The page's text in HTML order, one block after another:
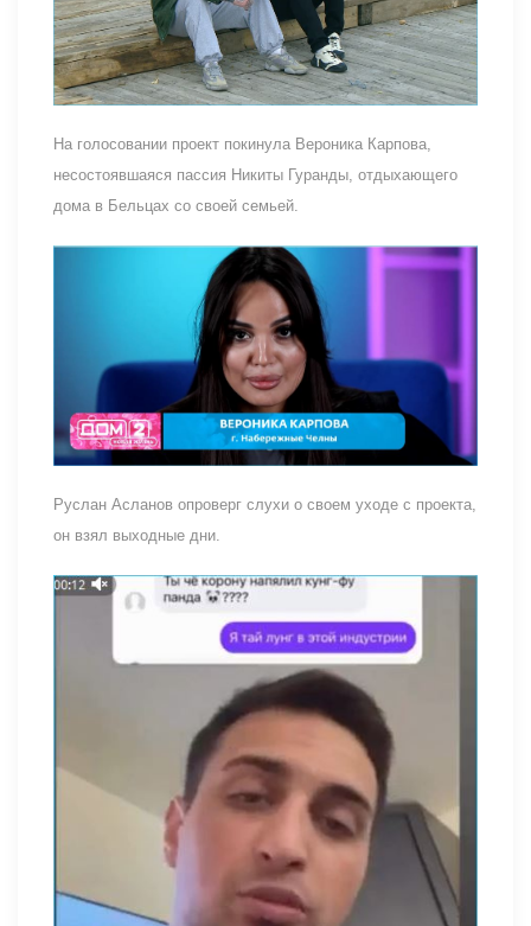
На голосовании проект покинула Вероника Карпова,
несостоявшаяся пассия Никиты Гуранды, отдыхающего
дома в Бельцах со своей семьей.
Руслан Асланов опроверг слухи о своем уходе с проекта,
он взял выходные дни.